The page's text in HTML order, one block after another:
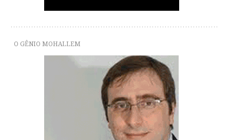
O GÊNIO MOHALLEM